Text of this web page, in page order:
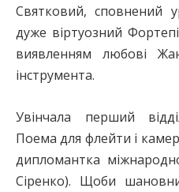
Святковий, сповнений
дуже віртуозний
виявленням любові
інструмента.
Увінчала перший
Поема для флейти і
дипломантка
Сіренко). Щоби